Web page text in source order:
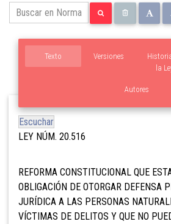
Texto Versiones
Autores
la
Escuchar
LEY NÚM. 20.516
REFORMA CONSTITUCIONAL QUE
OBLIGACIÓN DE OTORGAR DEFENSA
JURÍDICA A LAS PERSONAS
VÍCTIMAS DE DELITOS Y QUE NO